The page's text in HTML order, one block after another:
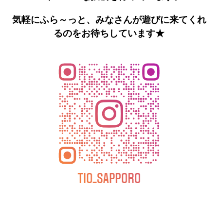
気軽にふら～っと、みなさんが遊びに来てくれ
るのをお待ちしています★